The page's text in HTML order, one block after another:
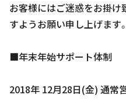
お客様にはご迷惑をお掛け
すようお願い申し上げます。
■年末年始サポート体制
2018年 12月28日(金) 通常